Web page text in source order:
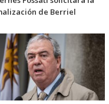
de Berriel